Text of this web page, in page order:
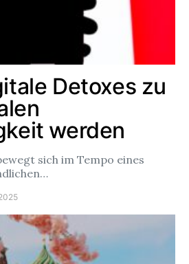
Detoxes zu
werden
sich im Tempo eines